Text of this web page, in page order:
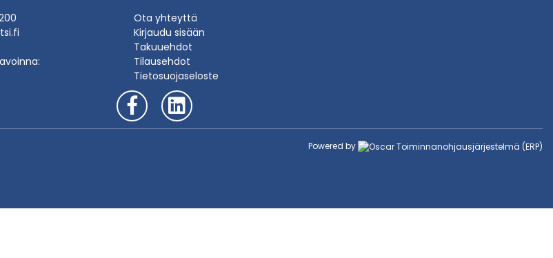
Ota yhteyttä
Kirjaudu sisään
Takuuehdot
Tilausehdot
Tietosuojaseloste
Powered by